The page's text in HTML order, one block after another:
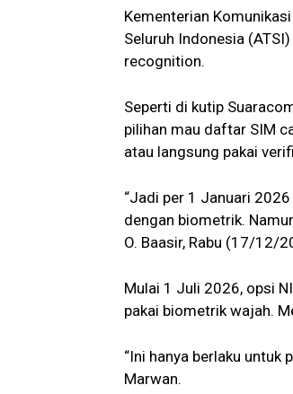
Kementerian
Seluruh Indonesia
recognition.
Seperti di kutip
pilihan mau daftar SIM
atau langsung pakai
“Jadi per 1 Januari
dengan biometrik.
O. Baasir, Rabu (17/12/
Mulai 1 Juli 2026, opsi
pakai biometrik wajah.
“Ini hanya berlaku untuk
Marwan.